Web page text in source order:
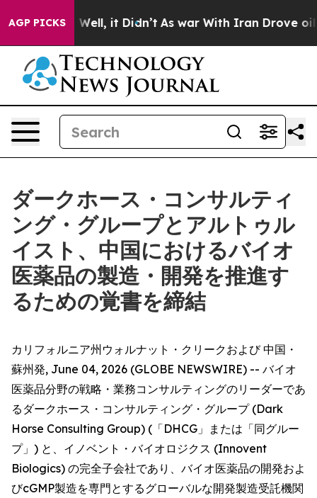
AGP PICKS
40%. Well, it Didn’t As war With Iran Drove oil
ダークホース・コンサルティ
ング・グループとアルトゥル
イスト、中国におけるバイオ
医薬品の製造・開発を推進す
るための覚書を締結
カリフォルニア州ウォルナット・クリークおよび 中国・
蘇州発, June 04, 2026 (GLOBE NEWSWIRE) -- バイオ
医薬品分野の戦略・業務コンサルティングのリーダーであ
るダークホース・コンサルティング・グループ (Dark
Horse Consulting Group) (「DHCG」または「同グルー
プ」) と、イノベント・バイオロジクス (Innovent
Biologics) の完全子会社であり、バイオ医薬品の開発およ
びcGMP製造を専門とするグローバルな開発製造受託機関